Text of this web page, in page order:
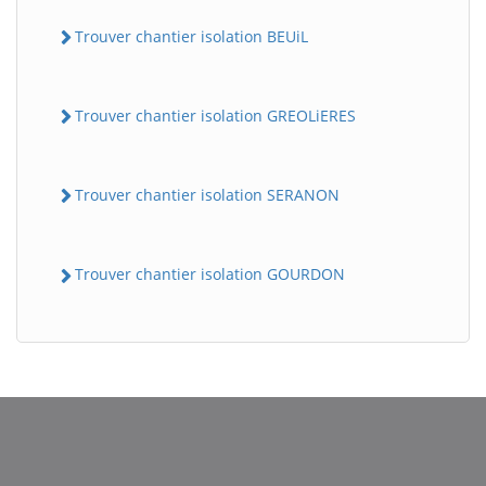
Trouver chantier isolation BEUiL
Trouver chantier isolation GREOLiERES
Trouver chantier isolation SERANON
Trouver chantier isolation GOURDON
B Assistant en ligne
B